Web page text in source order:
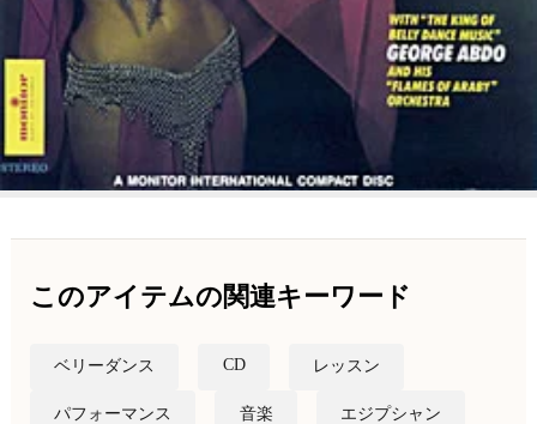
このアイテムの関連キーワード
ベリーダンス CD レッスン
パフォーマンス 音楽 エジプシャン